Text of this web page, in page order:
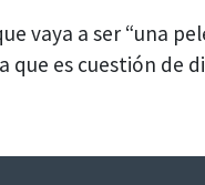
vaya a ser “una
que es cuestión de